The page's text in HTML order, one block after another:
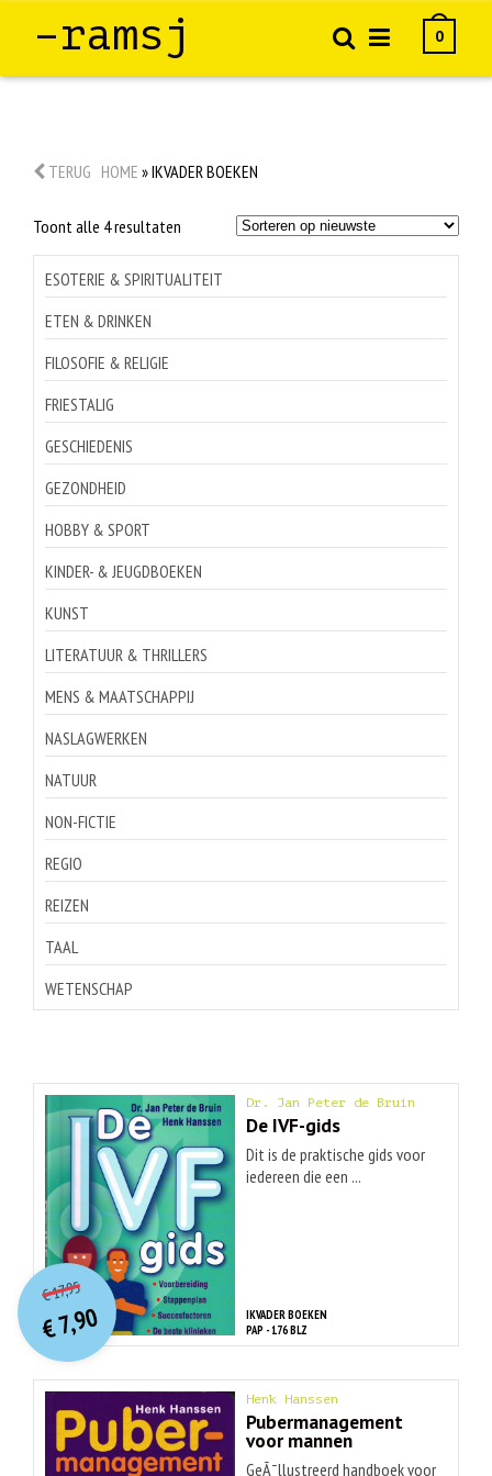
–ramsj 0
TERUG HOME »IKVADER BOEKEN
Toont alle 4 resultaten Gesorteerd
nieuwste
ESOTERIE & SPIRITUALITEIT
ETEN & DRINKEN
FILOSOFIE & RELIGIE
FRIESTALIG
GESCHIEDENIS
GEZONDHEID
HOBBY & SPORT
KINDER- & JEUGDBOEKEN
KUNST
LITERATUUR & THRILLERS
MENS & MAATSCHAPPIJ
NASLAGWERKEN
NATUUR
NON-FICTIE
REGIO
REIZEN
TAAL
WETENSCHAP
Dr. Jan Peter de Bruin
De IVF-gids
Dit is de praktische gids voor
iedereen die een ...
IKVADER BOEKEN
PAP - 176 BLZ
€17,95O
orspr
onkelijke
prijs
was:
€ 17,95.
€7,90
Huidige
prijs
is:
€ 7,90.
Henk Hanssen
Pubermanagement
voor mannen
GeÃ¯llustreerd handboek voor